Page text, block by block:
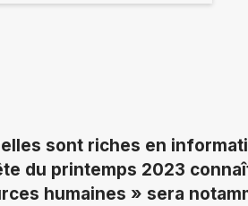
sont riches en
du printemps 2023
humaines » sera